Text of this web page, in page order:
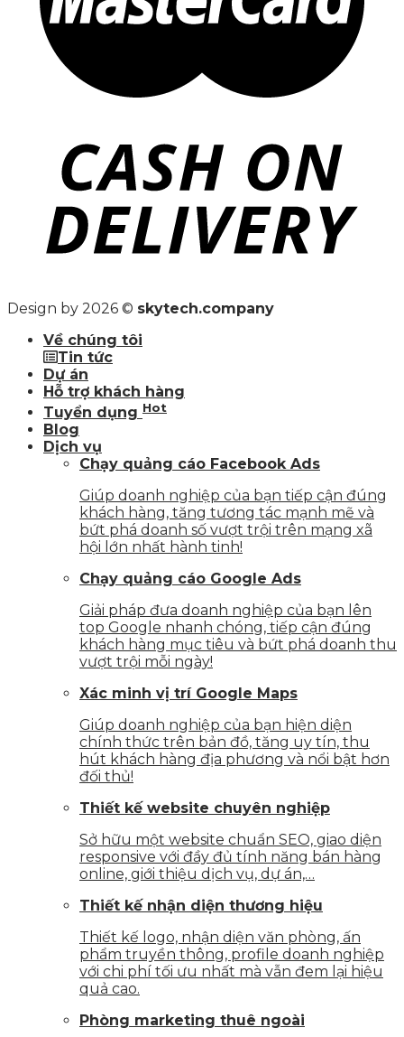
Design by 2026 © skytech.company
Về chúng tôi
Tin tức
Dự án
Hỗ trợ khách hàng
Tuyển dụng Hot
Blog
Dịch vụ
Chạy quảng cáo Facebook Ads
Giúp doanh nghiệp của bạn tiếp cận đúng
khách hàng, tăng tương tác mạnh mẽ và
bứt phá doanh số vượt trội trên mạng xã
hội lớn nhất hành tinh!
Chạy quảng cáo Google Ads
Giải pháp đưa doanh nghiệp của bạn lên
top Google nhanh chóng, tiếp cận đúng
khách hàng mục tiêu và bứt phá doanh thu
vượt trội mỗi ngày!
Xác minh vị trí Google Maps
Giúp doanh nghiệp của bạn hiện diện
chính thức trên bản đồ, tăng uy tín, thu
hút khách hàng địa phương và nổi bật hơn
đối thủ!
Thiết kế website chuyên nghiệp
Sở hữu một website chuẩn SEO, giao diện
responsive với đầy đủ tính năng bán hàng
online, giới thiệu dịch vụ, dự án,…
Thiết kế nhận diện thương hiệu
Thiết kế logo, nhận diện văn phòng, ấn
phẩm truyền thông, profile doanh nghiệp
với chi phí tối ưu nhất mà vẫn đem lại hiệu
quả cao.
Phòng marketing thuê ngoài